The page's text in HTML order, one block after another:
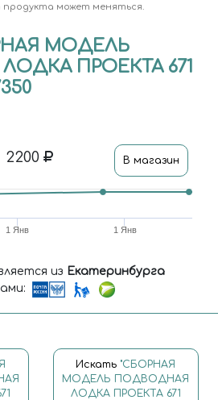
продукта может меняться.
МОДЕЛЬ
ПРОЕКТА 671
2200 В магазин
1 Янв 1 Янв
из Екатеринбурга
Искать "СБОРНАЯ
МОДЕЛЬ ПОДВОДНАЯ
ЛОДКА ПРОЕКТА 671